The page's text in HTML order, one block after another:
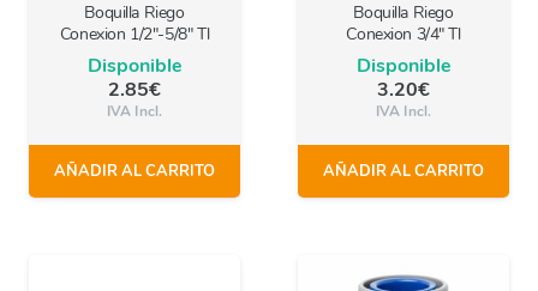
Boquilla Riego
Conexion 1/2″-5/8″ Tl
Disponible
2.85€
IVA Incl.
AÑADIR AL CARRITO
Boquilla Riego
Conexion 3/4″ Tl
Disponible
3.20€
IVA Incl.
AÑADIR AL CARRITO